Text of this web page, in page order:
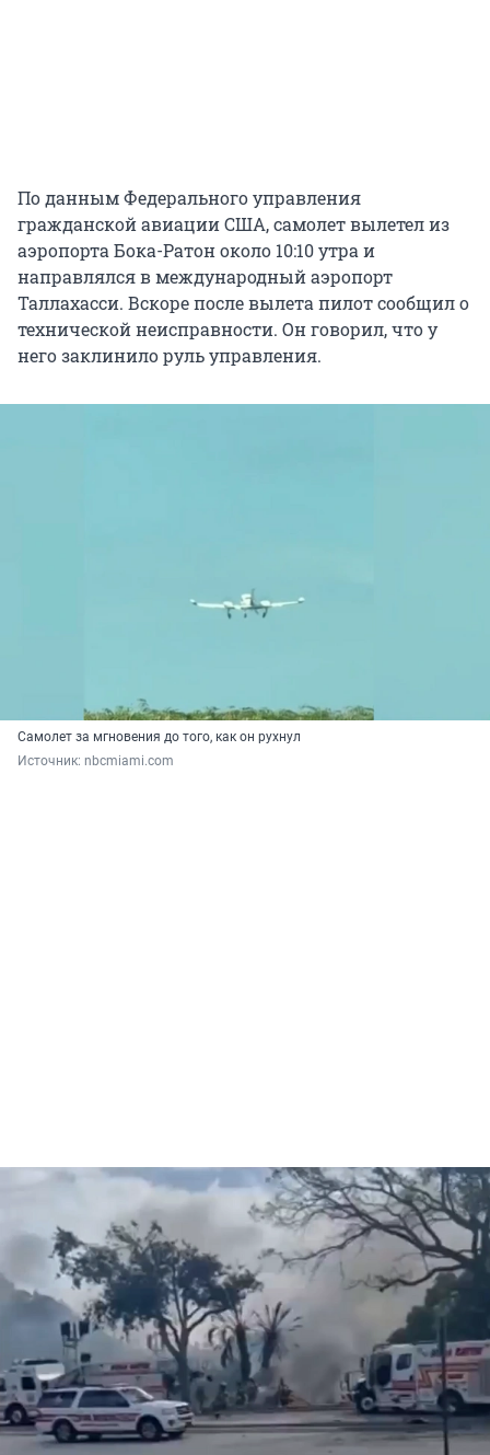
По данным Федерального управления
гражданской авиации США, самолет вылетел из
аэропорта Бока-Ратон около 10:10 утра и
направлялся в международный аэропорт
Таллахасси. Вскоре после вылета пилот сообщил о
технической неисправности. Он говорил, что у
него заклинило руль управления.
Самолет за мгновения до того, как он рухнул
Источник: nbcmiami.com